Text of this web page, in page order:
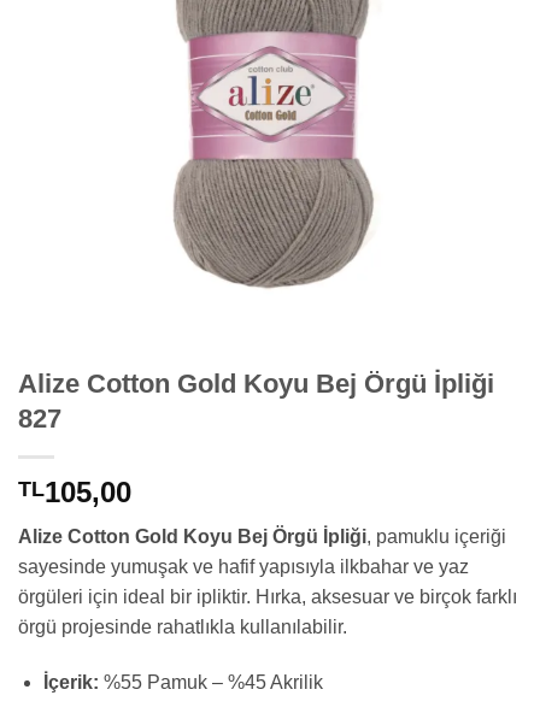
Alize Cotton Gold Koyu Bej Örgü İpliği
827
TL105,00
Alize Cotton Gold Koyu Bej Örgü İpliği, pamuklu içeriği
sayesinde yumuşak ve hafif yapısıyla ilkbahar ve yaz
örgüleri için ideal bir ipliktir. Hırka, aksesuar ve birçok farklı
örgü projesinde rahatlıkla kullanılabilir.
İçerik: %55 Pamuk – %45 Akrilik